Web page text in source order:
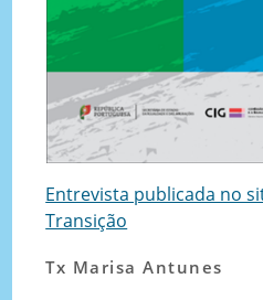
Entrevista publicada no
Transição
Tx Marisa Antunes